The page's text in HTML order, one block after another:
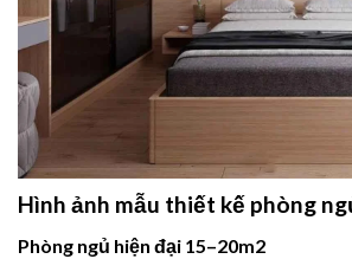
Hình ảnh mẫu thiết kế phòng
Phòng ngủ hiện đại 15–20m2